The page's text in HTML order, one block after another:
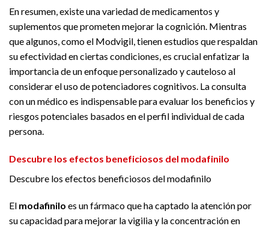
En resumen, existe una variedad de medicamentos y
suplementos que prometen mejorar la cognición. Mientras
que algunos, como el Modvigil, tienen estudios que respaldan
su efectividad en ciertas condiciones, es crucial enfatizar la
importancia de un enfoque personalizado y cauteloso al
considerar el uso de potenciadores cognitivos. La consulta
con un médico es indispensable para evaluar los beneficios y
riesgos potenciales basados en el perfil individual de cada
persona.
Descubre los efectos beneficiosos del modafinilo
Descubre los efectos beneficiosos del modafinilo
El modafinilo es un fármaco que ha captado la atención por
su capacidad para mejorar la vigilia y la concentración en